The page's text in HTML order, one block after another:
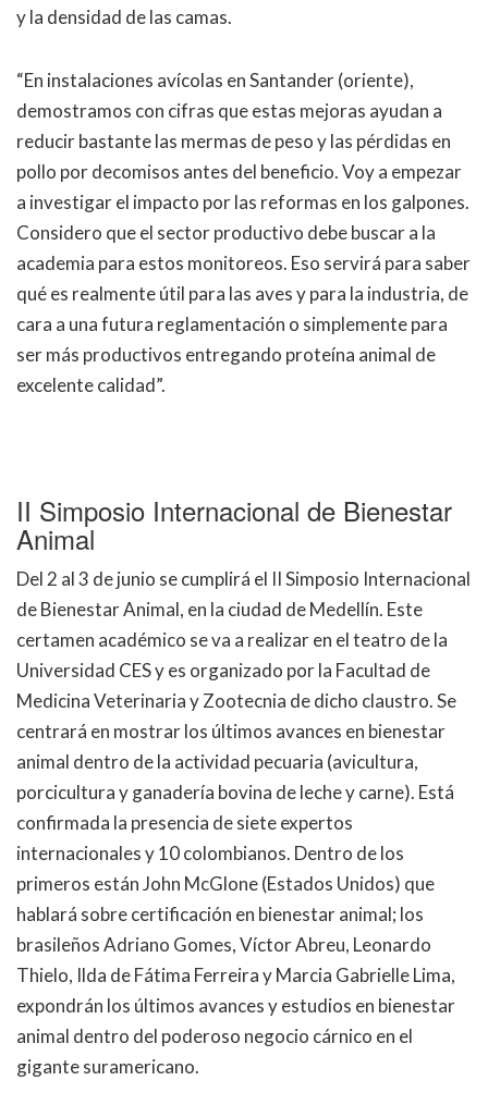
y la densidad de las camas.
“En instalaciones avícolas en Santander (oriente),
demostramos con cifras que estas mejoras ayudan a
reducir bastante las mermas de peso y las pérdidas en
pollo por decomisos antes del beneficio. Voy a empezar
a investigar el impacto por las reformas en los galpones.
Considero que el sector productivo debe buscar a la
academia para estos monitoreos. Eso servirá para saber
qué es realmente útil para las aves y para la industria, de
cara a una futura reglamentación o simplemente para
ser más productivos entregando proteína animal de
excelente calidad”.
II Simposio Internacional de Bienestar
Animal
Del 2 al 3 de junio se cumplirá el II Simposio Internacional
de Bienestar Animal, en la ciudad de Medellín. Este
certamen académico se va a realizar en el teatro de la
Universidad CES y es organizado por la Facultad de
Medicina Veterinaria y Zootecnia de dicho claustro. Se
centrará en mostrar los últimos avances en bienestar
animal dentro de la actividad pecuaria (avicultura,
porcicultura y ganadería bovina de leche y carne). Está
confirmada la presencia de siete expertos
internacionales y 10 colombianos. Dentro de los
primeros están John McGlone (Estados Unidos) que
hablará sobre certificación en bienestar animal; los
brasileños Adriano Gomes, Víctor Abreu, Leonardo
Thielo, Ilda de Fátima Ferreira y Marcia Gabrielle Lima,
expondrán los últimos avances y estudios en bienestar
animal dentro del poderoso negocio cárnico en el
gigante suramericano.